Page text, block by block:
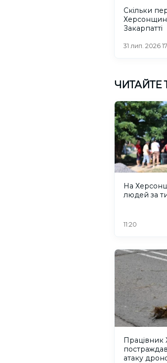
Скільки
Закарпатті
31 лип. 2026
ЧИТАЙТЕ
На
людей за
11:20
Працівник
атаку